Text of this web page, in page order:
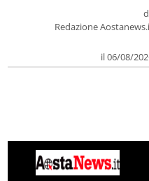
Redazione
il 06/08/